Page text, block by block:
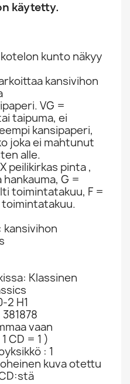
käytetty.
kunto näkyy
kansivihon
VG =
taipuma, ei
kansipaperi,
joka ei mahtunut
alle.
peilikirkas pinta ,
G =
toimintatakuu, F =
Klassinen
2 H1
vaan
CD = 1 )
: 1
kuva otettu